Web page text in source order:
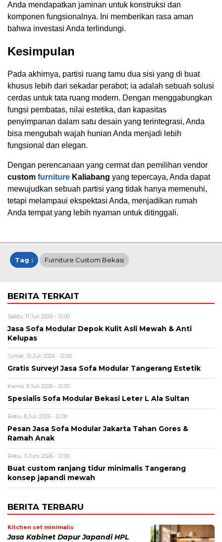
Anda mendapatkan jaminan untuk konstruksi dan
komponen fungsionalnya. Ini memberikan rasa aman
bahwa investasi Anda terlindungi.
Kesimpulan
Pada akhirnya, partisi ruang tamu dua sisi yang di buat
khusus lebih dari sekadar perabot; ia adalah sebuah solusi
cerdas untuk tata ruang modern. Dengan menggabungkan
fungsi pembatas, nilai estetika, dan kapasitas
penyimpanan dalam satu desain yang terintegrasi, Anda
bisa mengubah wajah hunian Anda menjadi lebih
fungsional dan elegan.
Dengan perencanaan yang cermat dan pemilihan vendor
custom furniture Kaliabang yang tepercaya, Anda dapat
mewujudkan sebuah partisi yang tidak hanya memenuhi,
tetapi melampaui ekspektasi Anda, menjadikan rumah
Anda tempat yang lebih nyaman untuk ditinggali.
Tag : Furniture Custom Bekasi
BERITA TERKAIT
Sabtu, 11 Juli 2026 - 12:00
Jasa Sofa Modular Depok Kulit Asli Mewah & Anti
Kelupas
Jumat, 10 Juli 2026 - 12:00
Gratis Survey! Jasa Sofa Modular Tangerang Estetik
Kamis, 9 Juli 2026 - 12:00
Spesialis Sofa Modular Bekasi Leter L Ala Sultan
Rabu, 8 Juli 2026 - 12:00
Pesan Jasa Sofa Modular Jakarta Tahan Gores &
Ramah Anak
Rabu, 3 Juni 2026 - 12:00
Buat custom ranjang tidur minimalis Tangerang
konsep japandi mewah
BERITA TERBARU
Kitchen set minimalis
Jasa Kabinet Dapur Japandi HPL